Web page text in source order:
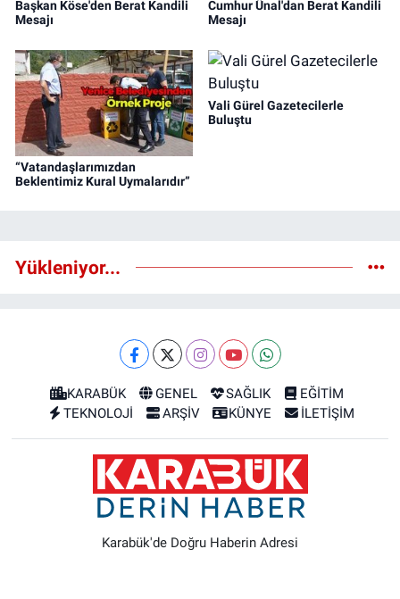
Başkan Köse'den Berat Kandili
Mesajı
Cumhur Ünal'dan Berat Kandili
Mesajı
“Vatandaşlarımızdan
Beklentimiz Kural Uymalarıdır”
Vali Gürel Gazetecilerle
Buluştu
Yükleniyor...
KARABÜK GENEL SAĞLIK
EĞİTİM
TEKNOLOJİ
ARŞİV KÜNYE İLETİŞİM
Karabük'de Doğru Haberin Adresi